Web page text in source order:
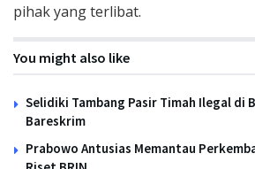
pihak yang terlibat.
You might also like
Selidiki Tambang Pasir Timah Ilegal di
Bareskrim
Prabowo Antusias Memantau